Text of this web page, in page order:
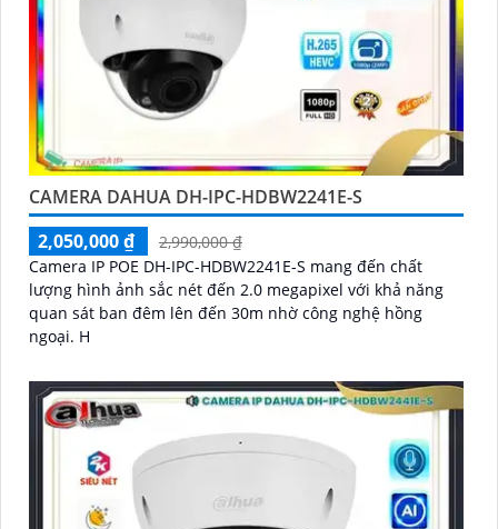
CAMERA DAHUA DH-IPC-HDBW2241E-S
2,050,000 ₫
2,990,000 ₫
Camera IP POE DH-IPC-HDBW2241E-S mang đến chất
lượng hình ảnh sắc nét đến 2.0 megapixel với khả năng
quan sát ban đêm lên đến 30m nhờ công nghệ hồng
ngoại. H